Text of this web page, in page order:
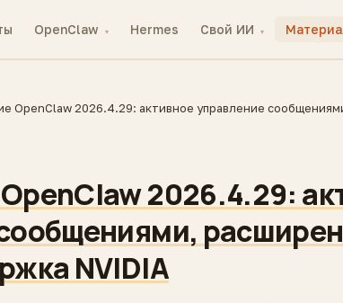
OpenClaw ▾ Hermes Свой ИИ ▾
OpenClaw 2026.4.29: активное управление
2026.4.29:
NVIDIA